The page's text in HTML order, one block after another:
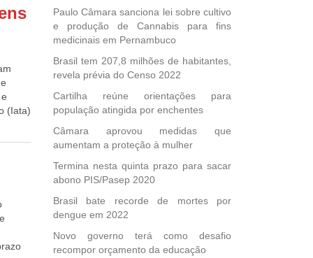
e
a
o
o
na
a
“A
2010
(Iata)
eles
De
Paulo Câmara sanciona lei sobre cultivo
e produção de Cannabis para fins
medicinais em Pernambuco
Brasil tem 207,8 milhões de habitantes,
revela prévia do Censo 2022
Cartilha reúne orientações para
população atingida por enchentes
Câmara aprovou medidas que
aumentam a proteção à mulher
Termina nesta quinta prazo para sacar
abono PIS/Pasep 2020
Brasil bate recorde de mortes por
dengue em 2022
Novo governo terá como desafio
recompor orçamento da educação